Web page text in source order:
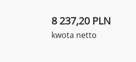
8 237,20 PLN
kwota netto